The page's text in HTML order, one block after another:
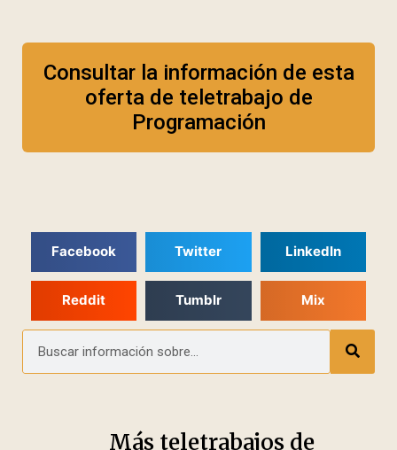
Consultar la información de esta
oferta de teletrabajo de
Programación
Facebook Twitter LinkedIn
Reddit Tumblr Mix
Más teletrabajos de